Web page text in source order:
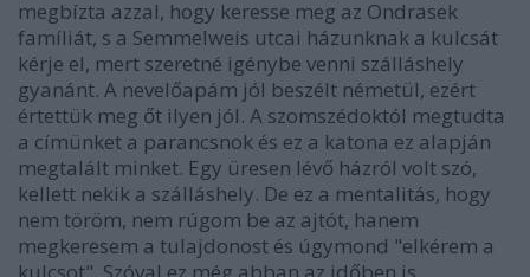
megbízta azzal, hogy keresse meg az Ondrasek
famíliát, s a Semmelweis utcai házunknak a kulcsát
kérje el, mert szeretné igénybe venni szálláshely
gyanánt. A nevelőapám jól beszélt németül, ezért
értettük meg őt ilyen jól. A szomszédoktól megtudta
a címünket a parancsnok és ez a katona ez alapján
megtalált minket. Egy üresen lévő házról volt szó,
kellett nekik a szálláshely. De ez a mentalitás, hogy
nem töröm, nem rúgom be az ajtót, hanem
megkeresem a tulajdonost és úgymond "elkérem a